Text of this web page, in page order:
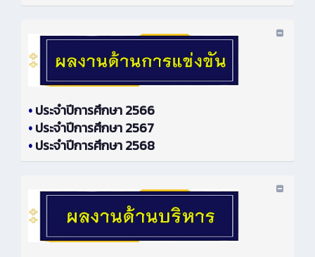
•ประจำปีการศึกษา 2566
•ประจำปีการศึกษา 2567
•ประจำปีการศึกษา 2568